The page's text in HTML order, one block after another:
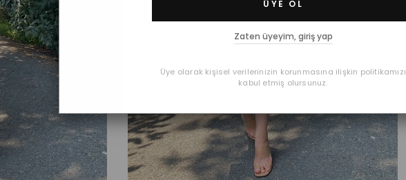
ÜYE OL
Zaten üyeyim, giriş yap
Üye olarak kişisel verilerinizin korunmasına ilişkin politikamızı
kabul etmiş olursunuz.